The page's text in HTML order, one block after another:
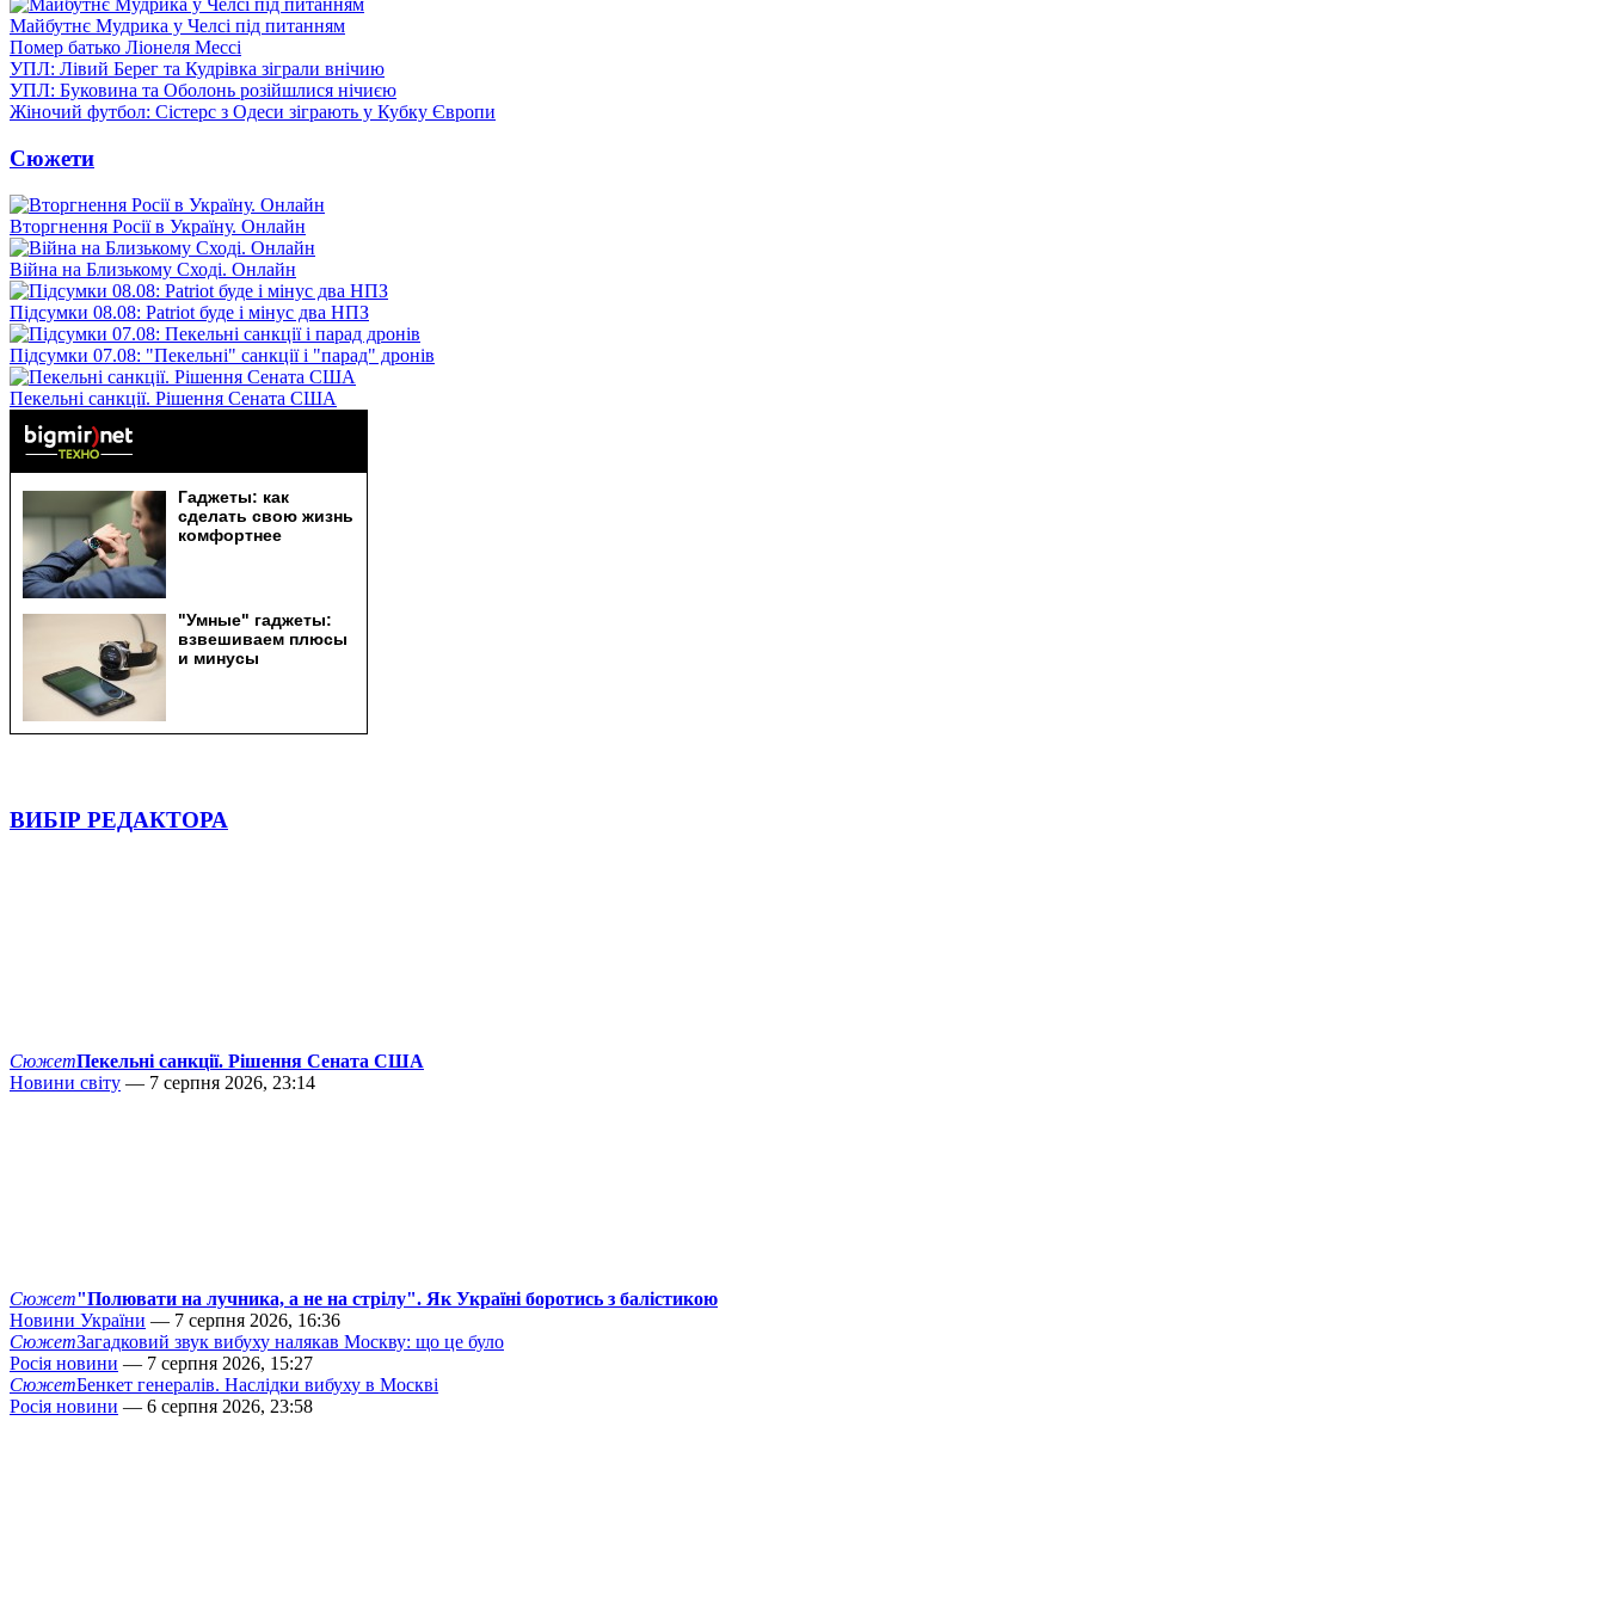
Майбутнє Мудрика у Челсі під питанням
Помер батько Ліонеля Мессі
УПЛ: Лівий Берег та Кудрівка зіграли внічию
УПЛ: Буковина та Оболонь розійшлися нічиєю
Жіночий футбол: Сістерс з Одеси зіграють у Кубку Європи
Сюжети
Вторгнення Росії в Україну. Онлайн
Війна на Близькому Сході. Онлайн
Підсумки 08.08: Patriot буде і мінус два НПЗ
Підсумки 07.08: "Пекельні" санкції і "парад" дронів
Пекельні санкції. Рішення Сената США
ВИБІР РЕДАКТОРА
СюжетПекельні санкції. Рішення Сената США
Новини світу — 7 серпня 2026, 23:14
Сюжет"Полювати на лучника, а не на стрілу". Як Україні боротись з балістикою
Новини України — 7 серпня 2026, 16:36
СюжетЗагадковий звук вибуху налякав Москву: що це було
Росія новини — 7 серпня 2026, 15:27
СюжетБенкет генералів. Наслідки вибуху в Москві
Росія новини — 6 серпня 2026, 23:58